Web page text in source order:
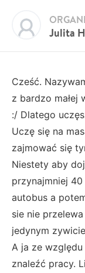
Julita
Cześć.
z bardzo małej
:/ Dlatego
Uczę się na
zajmować się
Niestety aby
przynajmniej
autobus a
sie nie
jedynym
A ja ze
znaleźć pracy.